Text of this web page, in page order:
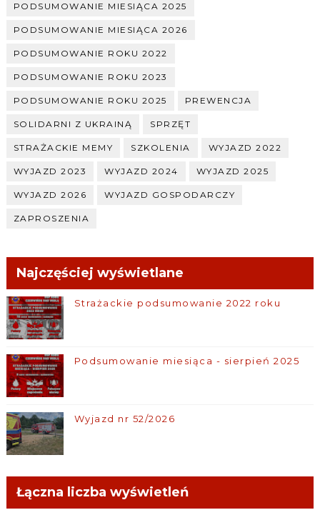
PODSUMOWANIE MIESIĄCA 2025
PODSUMOWANIE MIESIĄCA 2026
PODSUMOWANIE ROKU 2022
PODSUMOWANIE ROKU 2023
PODSUMOWANIE ROKU 2025 PREWENCJA
SOLIDARNI Z UKRAINĄ SPRZĘT
STRAŻACKIE MEMY SZKOLENIA WYJAZD 2022
WYJAZD 2023 WYJAZD 2024 WYJAZD 2025
WYJAZD 2026 WYJAZD GOSPODARCZY
ZAPROSZENIA
Najczęściej wyświetlane
Strażackie podsumowanie 2022 roku
Podsumowanie miesiąca - sierpień 2025
Wyjazd nr 52/2026
Łączna liczba wyświetleń